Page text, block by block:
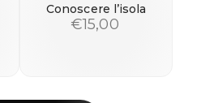
Conoscere l’isola
€15,00